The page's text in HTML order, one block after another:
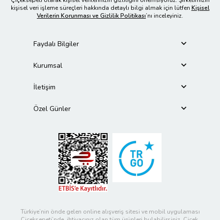
kişisel veri işleme süreçleri hakkında detaylı bilgi almak için lütfen Kişisel
Verilerin Korunması ve Gizlilik Politikası’nı inceleyiniz.
Faydalı Bilgiler
Kurumsal
İletişim
Özel Günler
Türkiye’nin önde gelen online alışveriş sitesi ve mobil uygulaması